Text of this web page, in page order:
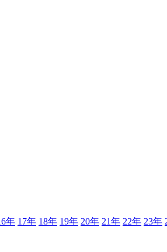
年 17年 18年 19年 20年 21年 22年 23年